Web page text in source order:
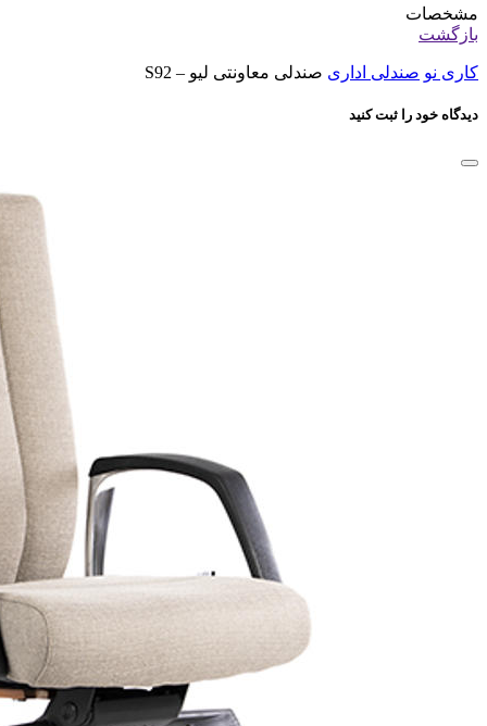
مشخصات
بازگشت
کاری نو صندلی اداری صندلی معاونتی لیو – S92
دیدگاه خود را ثبت کنید